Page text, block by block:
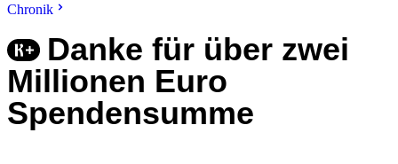
Chronik
Danke für über zwei
Millionen Euro
Spendensumme